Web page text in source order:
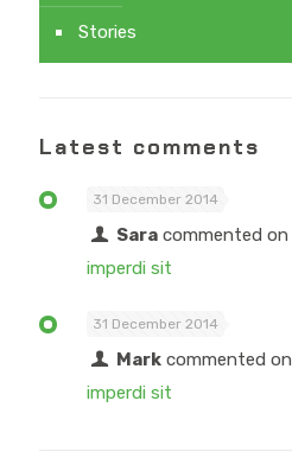
Stories
Latest comments
31 December 2014
Sara commented on
imperdi sit
31 December 2014
Mark commented on
imperdi sit